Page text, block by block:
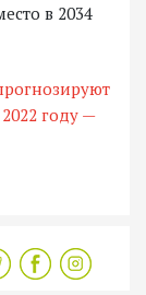
в 2034
году —